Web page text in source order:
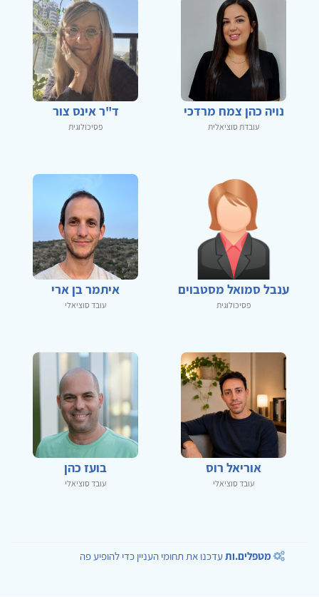
נויה כהן צמח מרדכי
עובדת סוציאלית
ד"ר אינס צור
פסיכולוגית
ענבל סמואל מסטבוים
פסיכולוגית
איתמר בן ארי
עובד סוציאלי
אוריאל רוס
עובד סוציאלי
בועז כהן
עובד סוציאלי
מטפלים.ותעדכנו את תחומי העניין כדי להופיע פה